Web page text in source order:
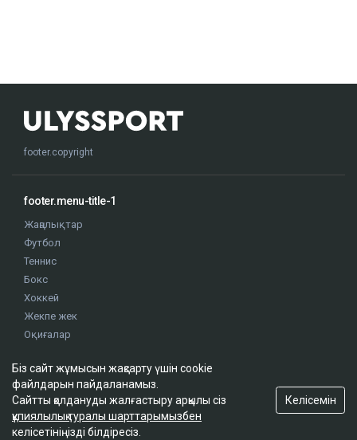
footer.copyright
footer.menu-title-1
Жаңалықтар
Футбол
Теннис
Бокс
Хоккей
Жекпе жек
Оқиғалар
footer.menu-title-2
О проекте
Біз сайт жұмысын жақсарту үшін cookie
файлдарын пайдаланамыз.
Сайтты қолдануды жалғастыру арқылы сіз
құпиялылық туралы шарттарымызбен
келісетініңізді білдіресіз.
Келісемін